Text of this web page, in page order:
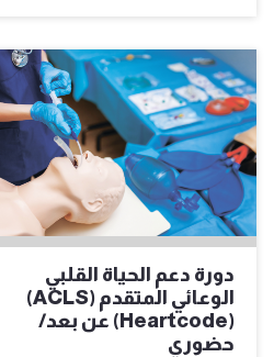
دورة دعم الحياة القلبي
الوعائي المتقدم (ACLS)
(Heartcode) عن بعد/
حضوري